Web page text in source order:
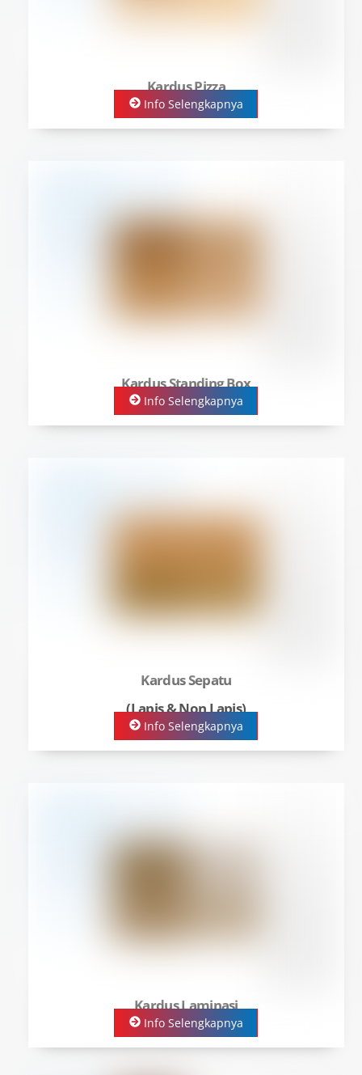
Kardus Pizza
Info Selengkapnya
Kardus Standing Box
Info Selengkapnya
Kardus Sepatu
(Lapis & Non Lapis)
Info Selengkapnya
Kardus Laminasi
Info Selengkapnya